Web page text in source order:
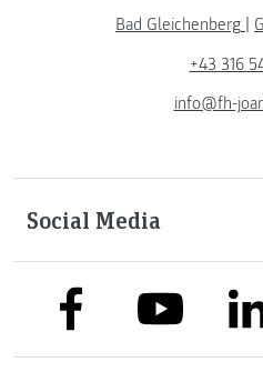
Bad Gleichenberg
+43 316
info@fh-
Social Media
link to facebooklink to